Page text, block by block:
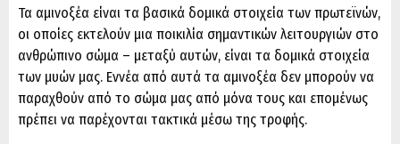
Τα αμινοξέα είναι τα βασικά δομικά στοιχεία των πρωτεϊνών,
οι οποίες εκτελούν μια ποικιλία σημαντικών λειτουργιών στο
ανθρώπινο σώμα – μεταξύ αυτών, είναι τα δομικά στοιχεία
των μυών μας. Εννέα από αυτά τα αμινοξέα δεν μπορούν να
παραχθούν από το σώμα μας από μόνα τους και επομένως
πρέπει να παρέχονται τακτικά μέσω της τροφής.